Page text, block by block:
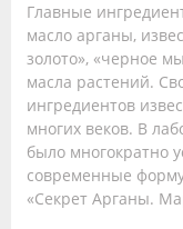
Главные
масло арганы,
золото», «черное
масла растений.
ингредиентов
многих веков. В
было многократно
современные
«Секрет Арганы.